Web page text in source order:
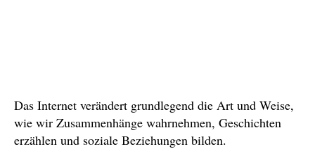
Das Internet verändert grundlegend die Art und Weise,
wie wir Zusammenhänge wahrnehmen, Geschichten
erzählen und soziale Beziehungen bilden.